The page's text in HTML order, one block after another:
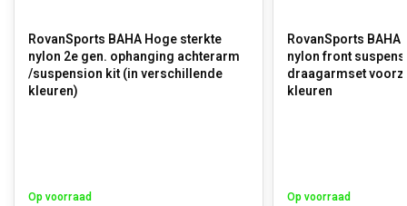
RovanSports BAHA Hoge sterkte
nylon 2e gen. ophanging achterarm
/suspension kit (in verschillende
kleuren)
Op voorraad
RovanSports BAHA
nylon front
draagarmset
kleuren
Op voorraad